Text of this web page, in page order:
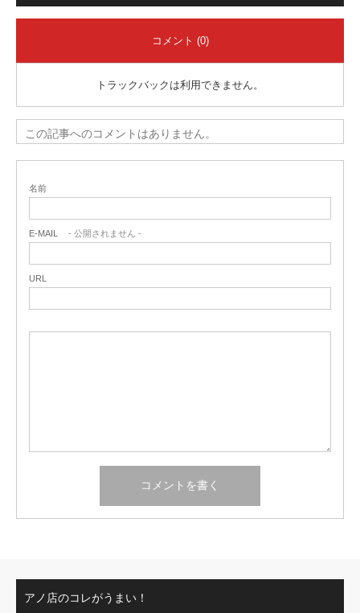
コメント (0)
トラックバックは利用できません。
この記事へのコメントはありません。
名前
E-MAIL - 公開されません -
URL
アノ店のコレがうまい！